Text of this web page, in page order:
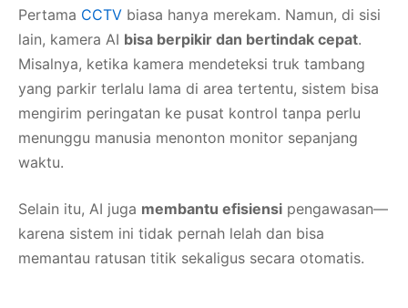
Pertama CCTV biasa hanya merekam. Namun, di sisi
lain, kamera AI bisa berpikir dan bertindak cepat.
Misalnya, ketika kamera mendeteksi truk tambang
yang parkir terlalu lama di area tertentu, sistem bisa
mengirim peringatan ke pusat kontrol tanpa perlu
menunggu manusia menonton monitor sepanjang
waktu.
Selain itu, AI juga membantu efisiensi pengawasan—
karena sistem ini tidak pernah lelah dan bisa
memantau ratusan titik sekaligus secara otomatis.